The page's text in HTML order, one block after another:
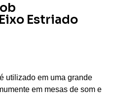
Estriado
utilizado em uma grande
em mesas de som e